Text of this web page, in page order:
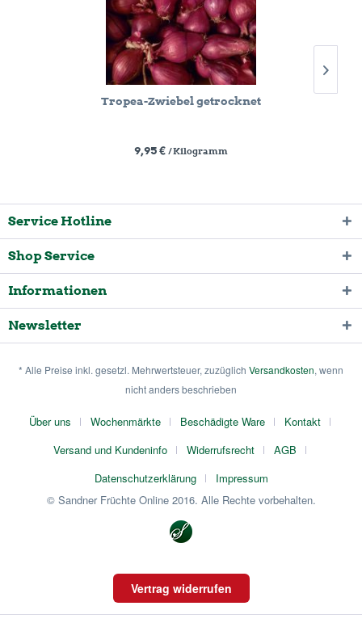
Tropea-Zwiebel getrocknet
9,95 € / Kilogramm
Service Hotline
Shop Service
Informationen
Newsletter
* Alle Preise inkl. gesetzl. Mehrwertsteuer, zuzüglich Versandkosten, wenn
nicht anders beschrieben
Über uns Wochenmärkte Beschädigte Ware
Kontakt
Versand und Kundeninfo
Widerrufsrecht
AGB
Datenschutzerklärung
Impressum
© Sandner Früchte Online 2016. Alle Rechte vorbehalten.
Vertrag widerrufen